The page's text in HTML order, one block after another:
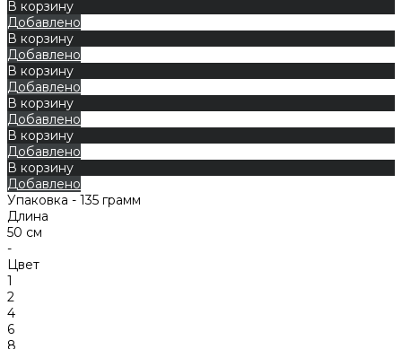
В корзину
Добавлено
В корзину
Добавлено
В корзину
Добавлено
В корзину
Добавлено
В корзину
Добавлено
В корзину
Добавлено
Упаковка - 135 грамм
Длина
50 см
-
Цвет
1
2
4
6
8